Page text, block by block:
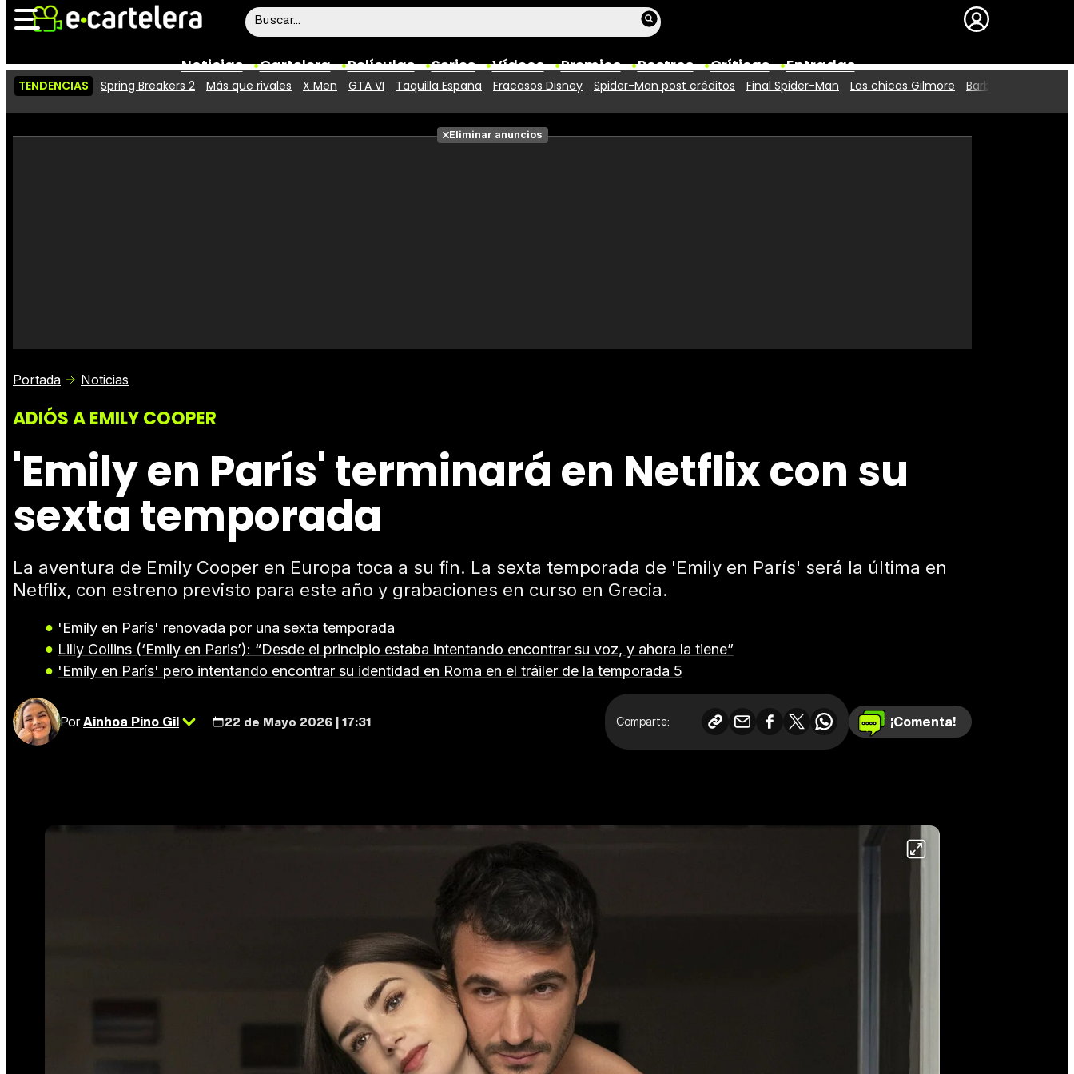
Noticias Cartelera Películas Series Vídeos Premios Rostros Críticas Entradas
Vídeos
Taquilla Fotos
Premios
TENDENCIAS Spring Breakers 2 Más que rivales X Men GTA VI Taquilla España Fracasos Disney Spider-Man post créditos Final Spider-Man Las chicas Gilmore Barbie 2
Eliminar anuncios
Portada Noticias
ADIÓS A EMILY COOPER
'Emily en París' terminará en Netflix con su
sexta temporada
La aventura de Emily Cooper en Europa toca a su fin. La sexta temporada de 'Emily en París' será la última en
Netflix, con estreno previsto para este año y grabaciones en curso en Grecia.
'Emily en París' renovada por una sexta temporada
Lilly Collins (‘Emily en Paris’): “Desde el principio estaba intentando encontrar su voz, y ahora la tiene”
'Emily en París' pero intentando encontrar su identidad en Roma en el tráiler de la temporada 5
PorAinhoa Pino Gil 22 de Mayo 2026 | 17:31 Comparte: ¡Comenta!